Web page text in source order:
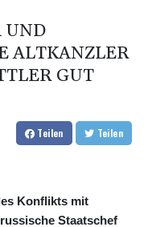
UND
ALTKANZLER
GUT
Teilen Teilen
Konflikts mit
Staatschef